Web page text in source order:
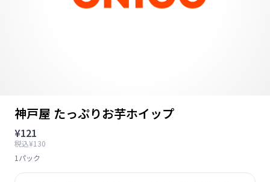
神戸屋 たっぷりお芋ホイップ
¥121
税込¥130
1パック